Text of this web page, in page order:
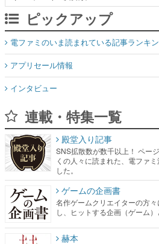
ピックアップ
電ファミのいま読まれている記事ランキ
アプリセール情報
インタビュー
連載・特集一覧
殿堂入り記事
SNS拡散数が数千以上！ ペー
くの人々に読まれた、電ファ
した。
ゲームの企画書
名作ゲームクリエイターの方
し、ヒットする企画（ゲーム
赫本